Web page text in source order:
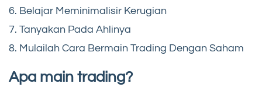
6. Belajar Meminimalisir Kerugian
7. Tanyakan Pada Ahlinya
8. Mulailah Cara Bermain Trading Dengan Saham
Apa main trading?